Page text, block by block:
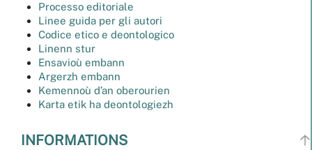
Processo editoriale
Linee guida per gli autori
Codice etico e deontologico
Linenn stur
Ensavioù embann
Argerzh embann
Kemennoù d’an oberourien
Karta etik ha deontologiezh
INFORMATIONS